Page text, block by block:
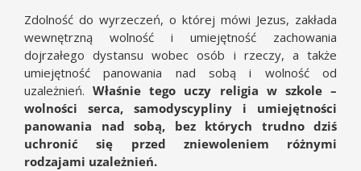
Zdolność do wyrzeczeń, o której mówi Jezus, zakłada
wewnętrzną wolność i umiejętność zachowania
dojrzałego dystansu wobec osób i rzeczy, a także
umiejętność panowania nad sobą i wolność od
uzależnień.Właśnie tego uczy religia w szkole –
wolności serca, samodyscypliny i umiejętności
panowania nad sobą, bez których trudno dziś
uchronić się przed zniewoleniem różnymi
rodzajami uzależnień.